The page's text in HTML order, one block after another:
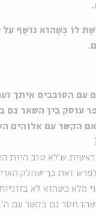
לוֹ כְּשֶׁהוּא נוֹשֵׁף עַל
עם הסובבים איתך
עוסק בין השאר גם
הקשר עם אלוהים
ש'לא טוב היות
זאת כך שחלק
מלא כשהוא לא
חסר גם בקשר עם ה'.